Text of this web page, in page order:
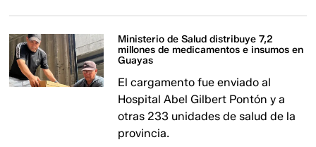
Ministerio de Salud distribuye 7,2
millones de medicamentos e insumos en
Guayas
El cargamento fue enviado al
Hospital Abel Gilbert Pontón y a
otras 233 unidades de salud de la
provincia.